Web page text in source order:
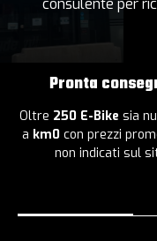
consulente per
Pronta
Oltre 250 E-Bike sia
a km0 con prezzi
non indicati sul